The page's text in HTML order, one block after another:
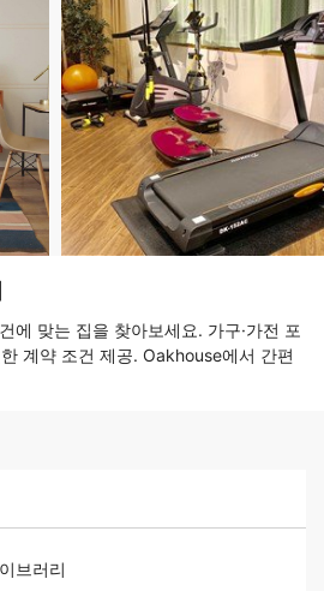
에 맞는 집을 찾아보세요. 가구·가전 포
계약 조건 제공. Oakhouse에서 간편
브러리